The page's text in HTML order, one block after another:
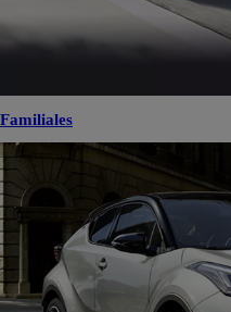
Familiales